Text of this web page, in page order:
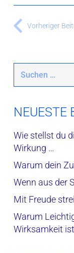
Vorheriger
Suchen
NEUESTE
Wie stellst du
Wirkung …
Warum dein
Wenn aus der
Mit Freude
Warum
Wirksamkeit ist